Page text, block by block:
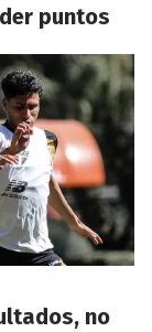
puntos
no